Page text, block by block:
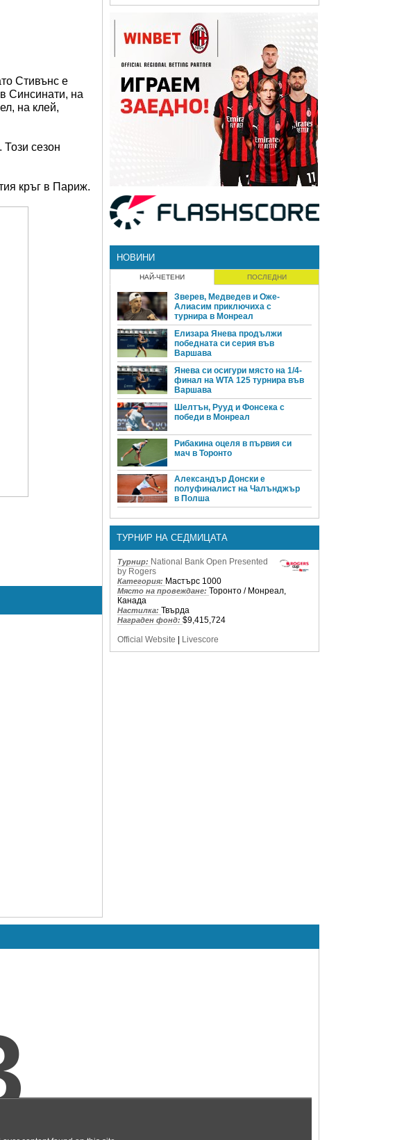
Стивънс е
Синсинати, на
на клей,
сезон
кръг в Париж.
НОВИНИ
НАЙ-ЧЕТЕНИ ПОСЛЕДНИ
Зверев, Медведев и Оже-
Алиасим приключиха с
турнира в Монреал
Елизара Янева продължи
победната си серия във
Варшава
Янева си осигури място на 1/4-
финал на WTA 125 турнира във
Варшава
Шелтън, Рууд и Фонсека с
победи в Монреал
Рибакина оцеля в първия си
мач в Торонто
Александър Донски е
полуфиналист на Чалънджър
в Полша
ТУРНИР НА СЕДМИЦАТА
Турнир: National Bank Open Presented
by Rogers
Категория: Мастърс 1000
Място на провеждане: Торонто / Монреал,
Канада
Настилка: Твърда
Награден фонд: $9,415,724
Official Website
Livescore